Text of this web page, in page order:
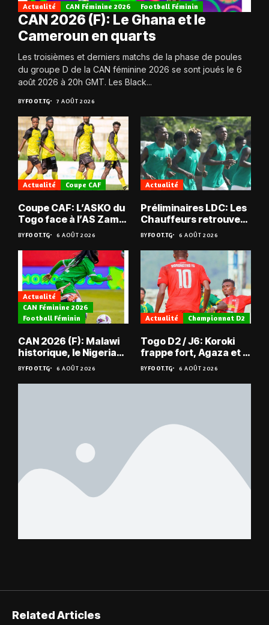
Actualité CAN Féminine 2026 Football Féminin
CAN 2026 (F): Le Ghana et le
Cameroun en quarts
Les troisièmes et derniers matchs de la phase de poules
du groupe D de la CAN féminine 2026 se sont joués le 6
août 2026 à 20h GMT. Les Black...
BYFOOT.TG 7 AOÛT 2026
Actualité Coupe CAF
Coupe CAF: L’ASKO du
Togo face à l’AS Zam
du Niger
BYFOOT.TG 6 AOÛT 2026
Actualité
Préliminaires LDC: Les
Chauffeurs retrouvent
les Mimos
BYFOOT.TG 6 AOÛT 2026
Actualité
CAN Féminine 2026
Football Féminin
CAN 2026 (F): Malawi
historique, le Nigeria
sauvé, la Zambie
éliminée
BYFOOT.TG 6 AOÛT 2026
Actualité Championnat D2
Togo D2 / J6: Koroki
frappe fort, Agaza et la
JCA assurent,
suspense avant Sara
FC – Doumbé FC
BYFOOT.TG 6 AOÛT 2026
Related Articles